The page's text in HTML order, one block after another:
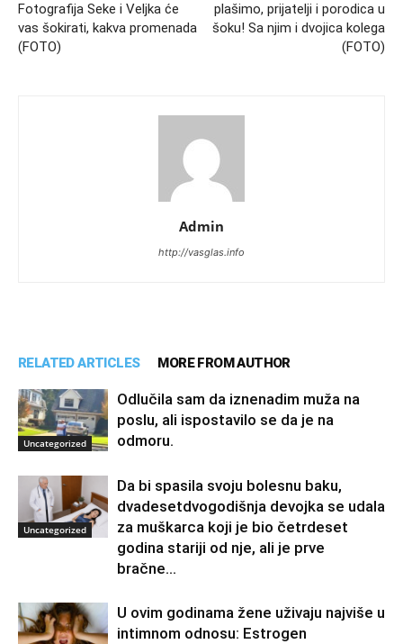
Fotografija Seke i Veljka će
vas šokirati, kakva promenada
(FOTO)
plašimo, prijatelji i porodica u
šoku! Sa njim i dvojica kolega
(FOTO)
Admin
http://vasglas.info
RELATED ARTICLES MORE FROM AUTHOR
Uncategorized
Odlučila sam da iznenadim muža na
poslu, ali ispostavilo se da je na
odmoru.
Uncategorized
Da bi spasila svoju bolesnu baku,
dvadesetdvogodišnja devojka se udala
za muškarca koji je bio četrdeset
godina stariji od nje, ali je prve
bračne...
U ovim godinama žene uživaju najviše u
intimnom odnosu: Estrogen